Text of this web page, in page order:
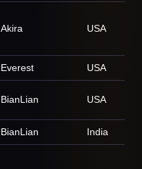
Akira USA
Everest USA
BianLian USA
BianLian India